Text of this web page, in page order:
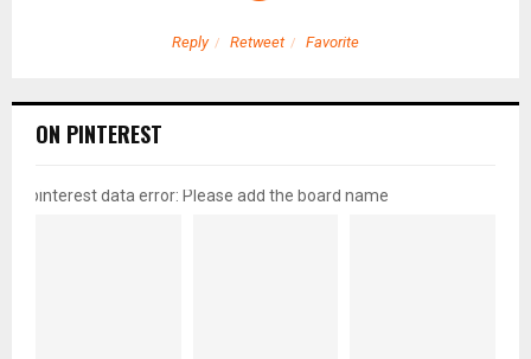
Reply Retweet Favorite
ON PINTEREST
pinterest data error: Please add the board name